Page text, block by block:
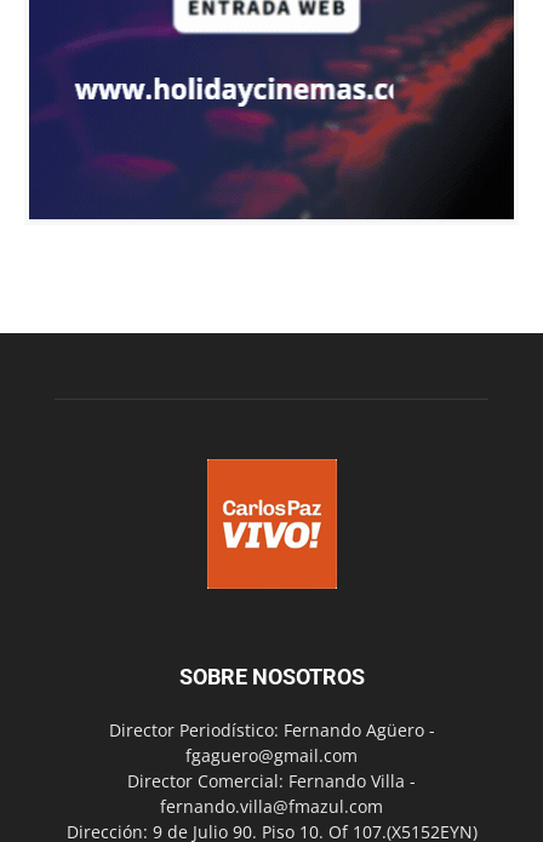
SOBRE NOSOTROS
Director Periodístico: Fernando Agüero -
fgaguero@gmail.com
Director Comercial: Fernando Villa -
fernando.villa@fmazul.com
Dirección: 9 de Julio 90. Piso 10. Of 107.(X5152EYN)